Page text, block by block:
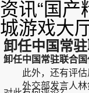
资讯“国
城游戏大
卸任中国常
卸任中国常驻联合
此外，还有评估风
外交部发言人林剑